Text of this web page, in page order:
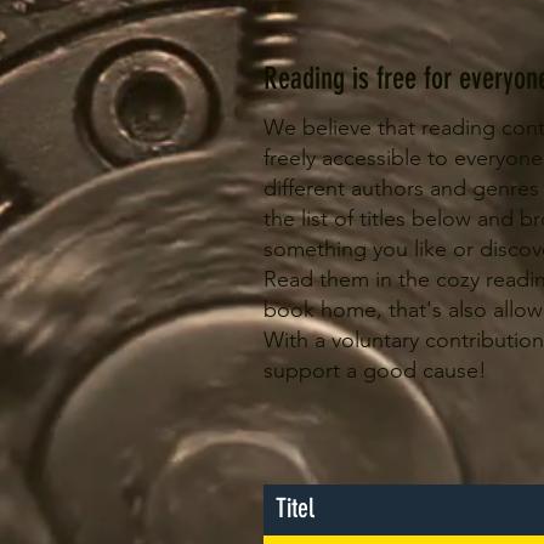
Reading is free for
We believe that reading
freely accessible to
different authors and
the list of titles below and
something you like or
Read them in the cozy
book home, that's also
With a voluntary
support a good cause!
Titel